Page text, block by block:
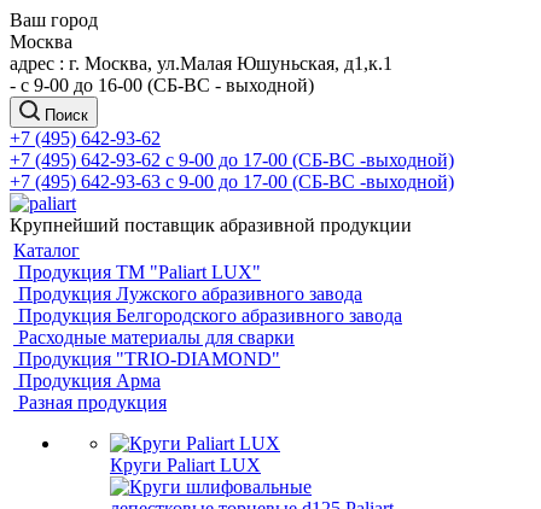
Ваш город
Москва
адрес : г. Москва, ул.Малая Юшуньская, д1,к.1
- c 9-00 до 16-00 (СБ-ВС - выходной)
Поиск
+7 (495) 642-93-62
+7 (495) 642-93-62 c 9-00 до 17-00 (СБ-ВС -выходной)
+7 (495) 642-93-63 c 9-00 до 17-00 (СБ-ВС -выходной)
Крупнейший поставщик абразивной продукции
Каталог
Продукция ТМ "Paliart LUX"
Продукция Лужского абразивного завода
Продукция Белгородского абразивного завода
Расходные материалы для сварки
Продукция "TRIO-DIAMOND"
Продукция Арма
Разная продукция
Круги Paliart LUX